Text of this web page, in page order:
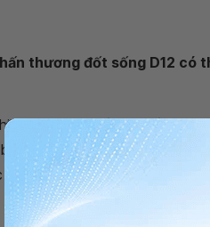
thương đốt sống D12 có
cứu ghép tế bào gốc tự
gốc vào đường tủy sống,
tổn thương tủy trước đó